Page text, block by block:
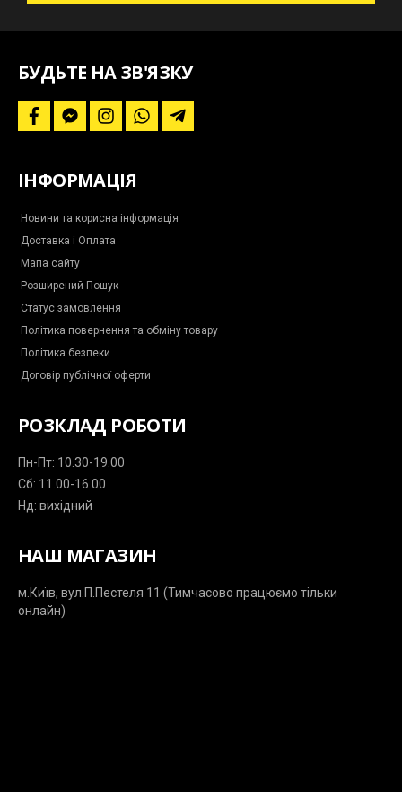
пропозиції
БУДЬТЕ НА ЗВ'ЯЗКУ
f
a
b
o
f
a
b
o
-
m
e
s
s
e
g
r
i
n
a
g
m
w
h
t
e
-
ІНФОРМАЦІЯ
Новини та корисна інформація
Доставка і Оплата
Мапа сайту
Розширений Пошук
Статус замовлення
Політика повернення та обміну товару
Політика безпеки
Договір публічної оферти
РОЗКЛАД РОБОТИ
Пн-Пт: 10.30-19.00
Сб: 11.00-16.00
Нд: вихідний
НАШ МАГАЗИН
м.Київ, вул.П.Пестеля 11 (Тимчасово працюємо тільки
онлайн)